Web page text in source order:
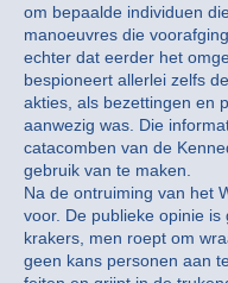
om bepaalde individuen
manoeuvres die
echter dat eerder het
bespioneert allerlei zelfs
akties, als bezettingen en
aanwezig was. Die
catacomben van de
gebruik van te maken.
Na de ontruiming van het
voor. De publieke opinie
krakers, men roept om
geen kans personen aan